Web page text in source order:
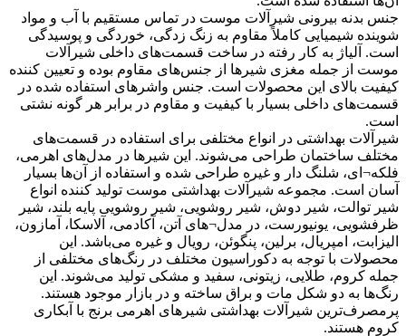
جنس بدنه بیرونی شیرآلات موست در تماس مستقیم با آب و مواد
شوینده شیمیایی کاملاً مقاوم به زنگ زدگی، خوردگی و پوسیدگی
است. آلیاژ به کار رفته در ساخت قسمت‌های داخلی شیرآلات
موست از جمله مغزی شیرها از جنس‌های مقاوم بوده و تعیین کننده
کیفیت بالای این محصولات است. جنس واشرهای استفاده شده در
قسمت‌های داخلی بسیار با کیفیت و مقاوم در برابر هر گونه نشتی
است.
شیرآلات بهداشتی در انواع مختلفی برای استفاده در قسمت‌های
مختلف ساختمان طراحی می‌شوند. این شیرها در مدل‌های اهرمی،
فلکه¬ای، شلنگ دار و غیره طراحی شده و استفاده از آن‌ها بسیار
آسان است. مجموعه شیرآلات بهداشتی موست تولید کننده انواع
شیر توالت، شیر دوش، شیر روشویی، شیر روشویی پایه بلند، شیر
ظرفشویی، یونیورست، در مدل¬های آتن، آکادمی، آلاسکا، آمازون،
الیزابت، امپریال، برلین، پنگوئن، رویال و غیره می‌باشد. این
محصولات با توجه به دکوراسیون مختلف در رنگ‌های مختلفی از
جمله کروم، طلایی، زیتونی، سفید و مشکی تولید می‌شوند. این
رنگ‌ها به دو شکل مات و براق ساخته و در بازار موجود هستند.
پرمصرف‌ترین شیرآلات بهداشتی شیرهای اهرمی برنج با آبکاری
کروم هستند.